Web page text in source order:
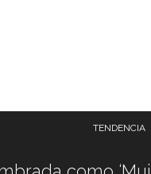
TENDENCIA